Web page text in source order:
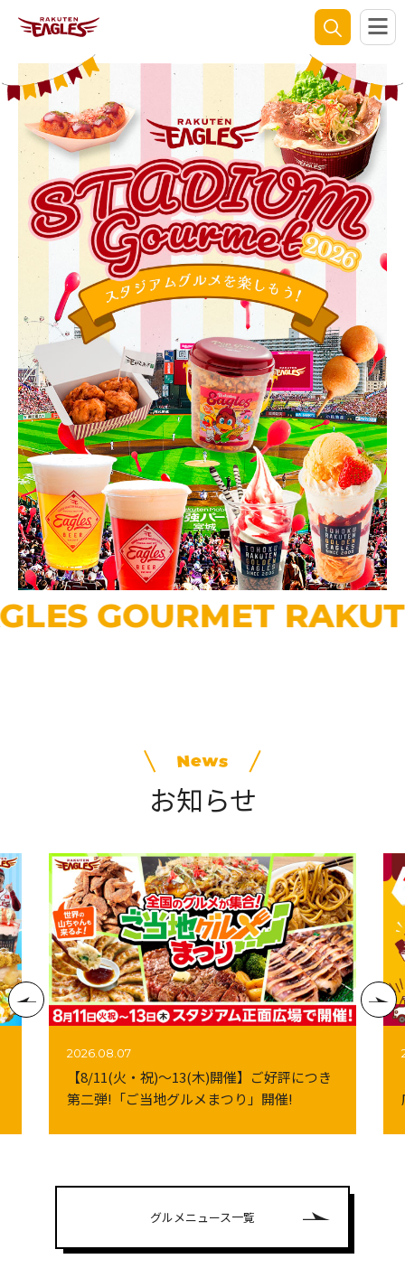
GOURMET
お知らせ
2026.08.07
【8/11(火・祝)～13(木)開催】ご好評につき
第二弾!「ご当地グルメまつり」開催!
グルメニュース一覧